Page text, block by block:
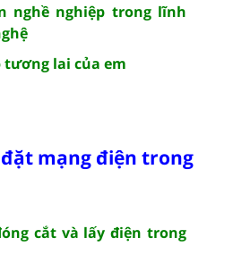
nghề nghiệp trong lĩnh
tương lai của em
đặt mạng điện trong
cắt và lấy điện trong